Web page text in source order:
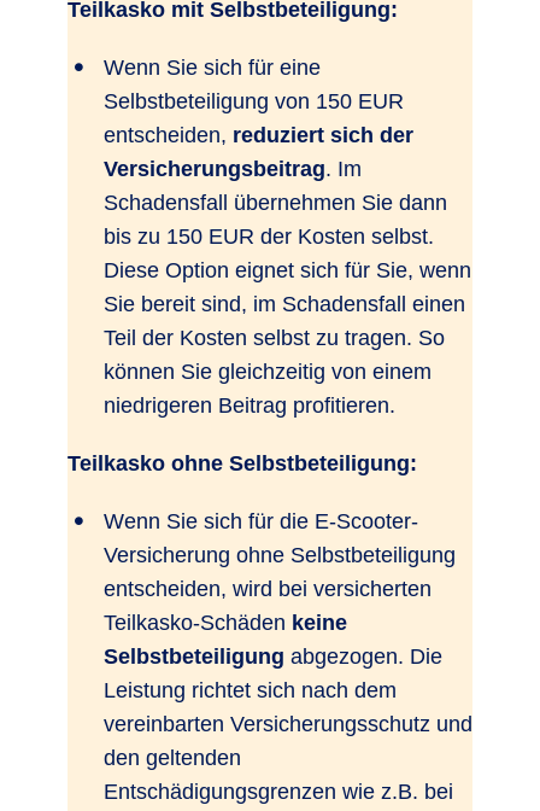
Teilkasko mit Selbstbeteiligung:
Wenn Sie sich für eine
Selbstbeteiligung von 150 EUR
entscheiden, reduziert sich der
Versicherungsbeitrag. Im
Schadensfall übernehmen Sie dann
bis zu 150 EUR der Kosten selbst.
Diese Option eignet sich für Sie, wenn
Sie bereit sind, im Schadensfall einen
Teil der Kosten selbst zu tragen. So
können Sie gleichzeitig von einem
niedrigeren Beitrag profitieren.
Teilkasko ohne Selbstbeteiligung:
Wenn Sie sich für die E-Scooter-
Versicherung ohne Selbstbeteiligung
entscheiden, wird bei versicherten
Teilkasko-Schäden keine
Selbstbeteiligung abgezogen. Die
Leistung richtet sich nach dem
vereinbarten Versicherungsschutz und
den geltenden
Entschädigungsgrenzen wie z.B. bei